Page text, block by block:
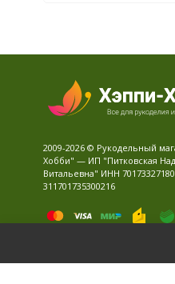
2009-2026 © Рукодельный
Хобби" — ИП "Питковская
Витальевна" ИНН
311701735300216